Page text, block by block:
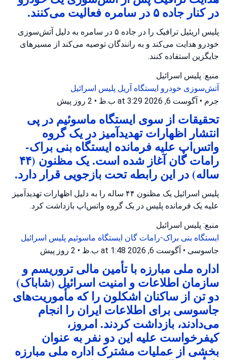
در کنار جاده ۵ در سامره فعالیت می‌کنند.
پلیس اریئیل ترافیک را در جاده ۵ در سامره به دلیل آتش‌سوزی
خودرو هدایت می‌کند و به رانندگان توصیه می‌کند از مسیرهای
جایگزین استفاده کنند.
منبع: پلیس اسرائیل
آتش‌سوزی خودرو ایستگاه آریل پلیس اسرائیل
جرم • آگوست 6, 2026 at 3:29 ب.ظ • 2 روز پیش
تحقیقات از سوی ایستگاه ماسوئیم در پی
انتشار اظهارات تهدیدآمیز در یک گروه
واتس‌اپ علیه فرمانده ایستگاه بنی براک-
رامات گان آغاز شده است. یک مظنون (۴۴
ساله) در این رابطه تحت بازجویی قرار دارد.
پلیس اسرائیل یک مظنون ۴۴ ساله را به دلیل اظهارات تهدیدآمیز
علیه یک فرمانده پلیس در یک گروه واتس‌اپ بازداشت کرد.
منبع: پلیس اسرائیل
ایستگاه بنی براک-رامات گان ایستگاه ماسوئیم پلیس اسرائیل
جاسوسی • آگوست 6, 2026 at 1:48 ب.ظ • 2 روز پیش
اداره ملی مبارزه با تأمین مالی تروریسم و
سازمان اطلاعات و امنیت اسرائیل (شاباک)
دو تن از ساکنان اشکلون را که مأموریت‌های
جاسوسی برای اطلاعات ایران را انجام
می‌دادند، بازداشت کردند. امروز،
کیفرخواست علیه این دو نفر به عنوان
بخشی از عملیات مشترک اداره ملی مبارزه